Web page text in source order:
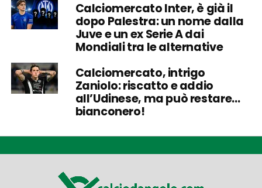
Calciomercato Inter, è già il
dopo Palestra: un nome dalla
Juve e un ex Serie A dai
Mondiali tra le alternative
Calciomercato, intrigo
Zaniolo: riscatto e addio
all’Udinese, ma può restare…
bianconero!